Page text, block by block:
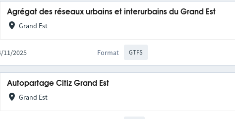
Agrégat des réseaux urbains et interurbains du Grand Est
Grand Est
11/2025 Format GTFS
Autopartage Citiz Grand Est
Grand Est